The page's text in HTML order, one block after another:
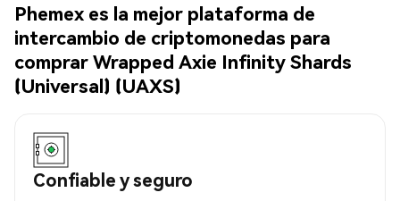
Phemex es la mejor plataforma de
intercambio de criptomonedas para
comprar Wrapped Axie Infinity Shards
(Universal) (UAXS)
Confiable y seguro